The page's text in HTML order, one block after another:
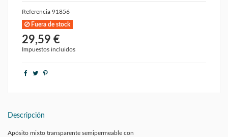
Referencia 91856
Fuera de stock
29,59 €
Impuestos incluidos
Descripción
Apósito mixto transparente semipermeable con